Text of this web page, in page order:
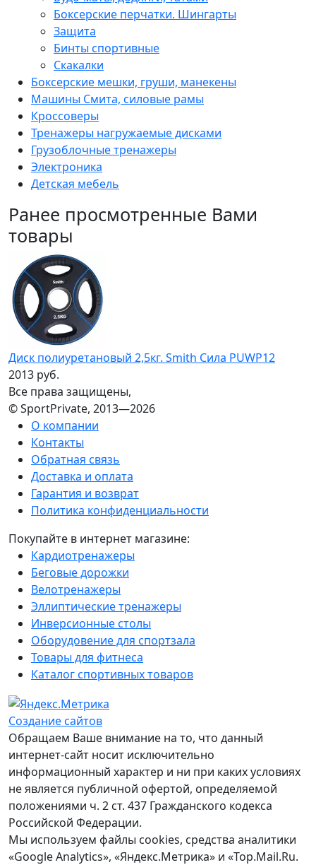
Боксерские перчатки. Шингарты
Защита
Бинты спортивные
Скакалки
Боксерские мешки, груши, манекены
Машины Смита, силовые рамы
Кроссоверы
Тренажеры нагружаемые дисками
Грузоблочные тренажеры
Электроника
Детская мебель
Ранее просмотренные Вами
товары
Диск полиуретановый 2,5кг. Smith Сила PUWP12
2013 руб.
Все права защищены,
© SportPrivate, 2013—2026
О компании
Контакты
Обратная связь
Доставка и оплата
Гарантия и возврат
Политика конфиденциальности
Покупайте в интернет магазине:
Кардиотренажеры
Беговые дорожки
Велотренажеры
Эллиптические тренажеры
Инверсионные столы
Оборудовение для спортзала
Товары для фитнеса
Каталог спортивных товаров
Создание сайтов
Обращаем Ваше внимание на то, что данный
интернет-сайт носит исключительно
информационный характер и ни при каких условиях
не является публичной офертой, определяемой
положениями ч. 2 ст. 437 Гражданского кодекса
Российской Федерации.
Мы используем файлы cookies, средства аналитики
«Google Analytics», «Яндекс.Метрика» и «Top.Mail.Ru.